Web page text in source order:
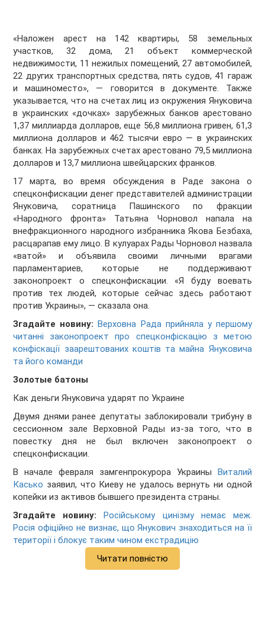
«Наложен арест на 142 квартиры, 58 земельных
участков, 32 дома, 21 объект коммерческой
недвижимости, 11 нежилых помещений, 27 автомобилей,
22 других транспортных средства, пять судов, 41 гараж
и машиноместо», — говорится в документе. Также
указывается, что на счетах лиц из окружения Януковича
в украинских «дочках» зарубежных банков арестовано
1,37 миллиарда долларов, еще 56,8 миллиона гривен, 61,3
миллиона долларов и 462 тысячи евро — в украинских
банках. На зарубежных счетах арестовано 79,5 миллиона
долларов и 13,7 миллиона швейцарских франков.
17 марта, во время обсуждения в Раде закона о
спецконфискации денег представителей администрации
Януковича, соратница Пашинского по фракции
«Народного фронта» Татьяна Чорновол напала на
внефракционного народного избранника Якова Безбаха,
расцарапав ему лицо. В кулуарах Рады Чорновол назвала
«ватой» и объявила своими личными врагами
парламентариев, которые не поддерживают
законопроект о спецконфискации. «Я буду воевать
против тех людей, которые сейчас здесь работают
против Украины», — сказала она.
Згадайте новину:Верховна Рада прийняла у першому
читанні законопроект про спецконфіскацію з метою
конфіскації заарештованих коштів та майна Януковича
та його команди
Золотые батоны
Как деньги Януковича ударят по Украине
Двумя днями ранее депутаты заблокировали трибуну в
сессионном зале Верховной Рады из-за того, что в
повестку дня не был включен законопроект о
спецконфискации.
В начале февраля замгенпрокурора Украины Виталий
Касько заявил, что Киеву не удалось вернуть ни одной
копейки из активов бывшего президента страны.
Згадайте новину:Російському цинізму немає меж.
Росія офіційно не визнає, що Янукович знаходиться на її
території і блокує таким чином екстрадицію
Читати повністю